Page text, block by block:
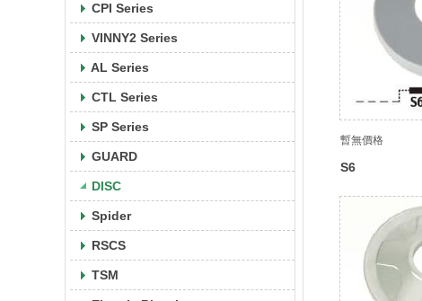
CPI Series
VINNY2 Series
AL Series
CTL Series
SP Series
GUARD
DISC
Spider
RSCS
TSM
暫無價格
S6